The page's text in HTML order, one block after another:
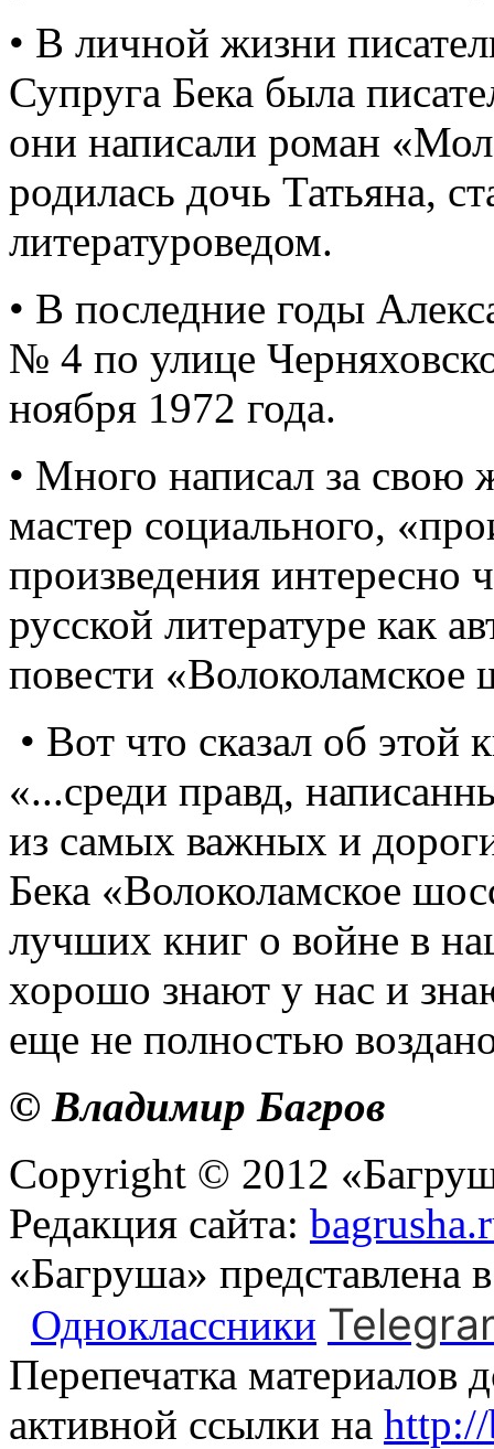
• В личной жизни
Супруга Бека была
они написали роман
родилась дочь Татьяна,
литературоведом.
• В последние годы
№ 4 по улице
ноября 1972 года.
• Много написал за свою
мастер социального,
произведения интересно
русской литературе как
повести «Волоколамское
• Вот что сказал об
«...среди правд,
из самых важных и
Бека «Волоколамское
лучших книг о войне в
хорошо знают у нас и
еще не полностью
© Владимир Багров
Copyright © 2012
Редакция сайта:
«Багруша» представлена
Одноклассники
Перепечатка материалов
активной ссылки на http://